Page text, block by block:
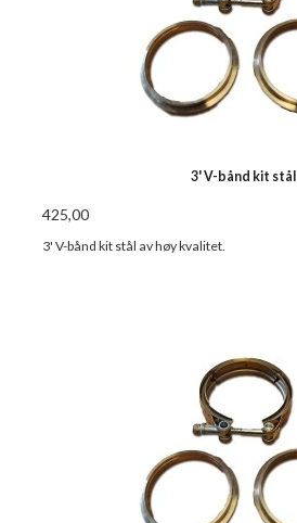
3' V-bånd kit stål
425,00
3' V-bånd kit stål av høy kvalitet.